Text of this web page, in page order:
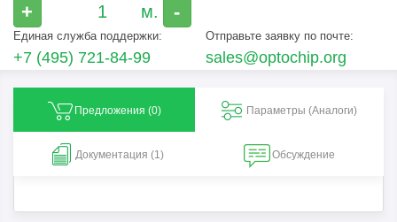
+ -
Единая служба поддержки:
+7 (495) 721-84-99
Отправьте заявку по почте:
sales@optochip.org
Предложения (0) Параметры (Aналоги)
Документация (1) Обсуждение